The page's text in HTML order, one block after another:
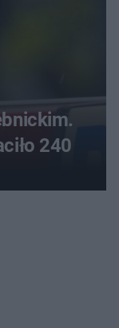
240